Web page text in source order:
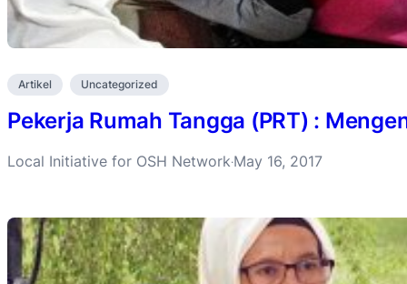
Artikel Uncategorized
Pekerja Rumah Tangga (PRT) :
Local Initiative for OSH Network·May 16, 2017